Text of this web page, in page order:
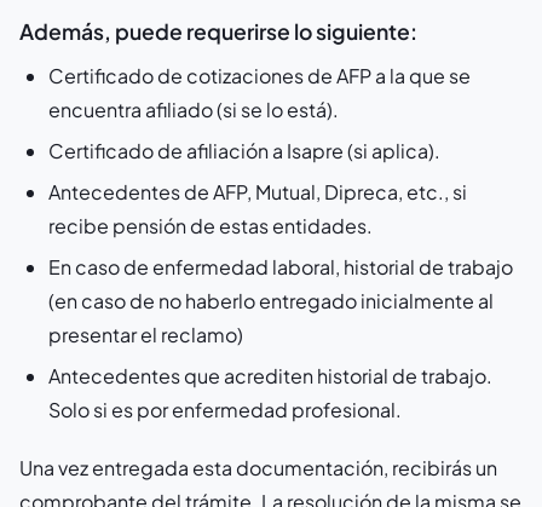
Además, puede requerirse lo siguiente:
Certificado de cotizaciones de AFP a la que se
encuentra afiliado (si se lo está).
Certificado de afiliación a Isapre (si aplica).
Antecedentes de AFP, Mutual, Dipreca, etc., si
recibe pensión de estas entidades.
En caso de enfermedad laboral, historial de trabajo
(en caso de no haberlo entregado inicialmente al
presentar el reclamo)
Antecedentes que acrediten historial de trabajo.
Solo si es por enfermedad profesional.
Una vez entregada esta documentación, recibirás un
comprobante del trámite. La resolución de la misma se